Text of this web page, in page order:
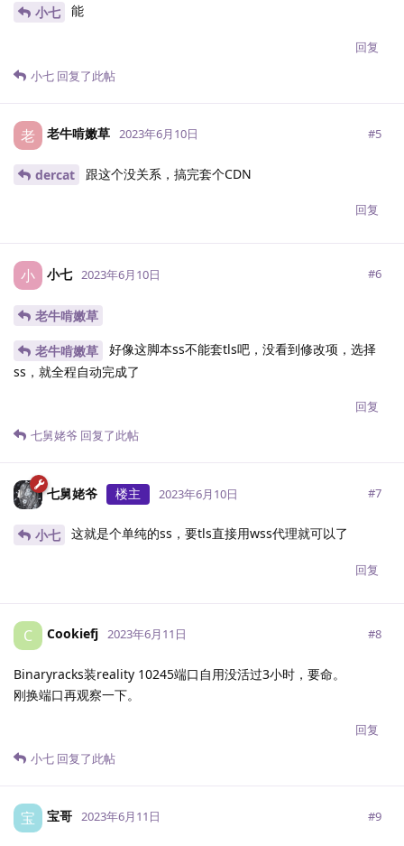
小七 能
回复
小七 回复了此帖
老 老牛啃嫩草 2023年6月10日 #5
dercat 跟这个没关系，搞完套个CDN
回复
小 小七 2023年6月10日 #6
老牛啃嫩草
老牛啃嫩草
好像这脚本ss不能套tls吧，没看到修改项，选择
ss，就全程自动完成了
回复
七舅姥爷 回复了此帖
七舅姥爷 楼主 2023年6月10日 #7
小七 这就是个单纯的ss，要tls直接用wss代理就可以了
回复
C Cookiefj 2023年6月11日 #8
Binaryracks装reality 10245端口自用没活过3小时，要命。
刚换端口再观察一下。
回复
小七 回复了此帖
宝 宝哥 2023年6月11日 #9